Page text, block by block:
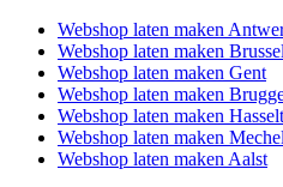
Webshop laten maken
Webshop laten maken Brussel
Webshop laten maken Gent
Webshop laten maken
Webshop laten maken Hasselt
Webshop laten maken
Webshop laten maken Aalst